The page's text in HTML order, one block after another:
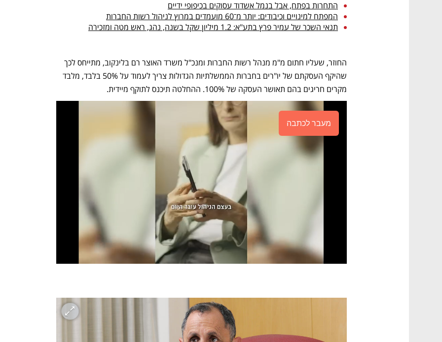
התחרות בפתח, אבל בנמל אשדוד עסוקים בכיפופי ידיים
המפתח למינויים וכיבודים: יותר מ־60 מועמדים במרוץ לניהול רשות החברות
תנאי השכר של עמיר פרץ בתע"א: 1.2 מיליון שקל בשנה, נהג, ראש מטה ומזכירה
מקרים חריגים בהם תאושר העסקה של 100%. ההחלטה תיכנס לתוקף מיידית.
מעבר לכתבה